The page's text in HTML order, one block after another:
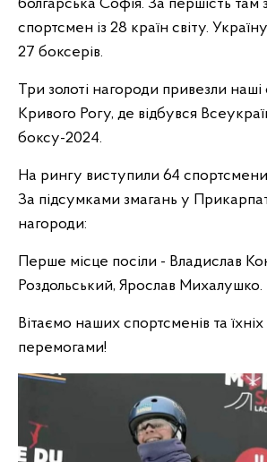
болгарська Софія. За першість там
спортсмен із 28 країн світу.
27 боксерів.
Три золоті нагороди привезли
Кривого Рогу, де відбувся
боксу-2024.
На рингу виступили 64 спортсмени
За підсумками змагань у
нагороди:
Перше місце посіли - Владислав
Роздольський, Ярослав Михалушко.
Вітаємо наших спортсменів та їхніх
перемогами!